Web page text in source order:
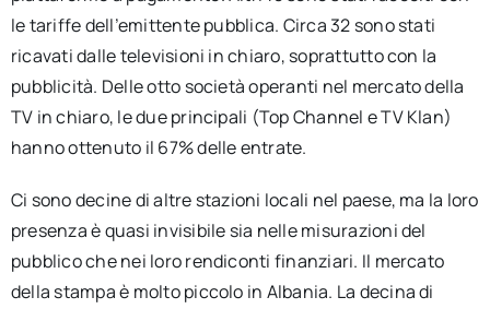
le tariffe dell’emittente pubblica. Circa 32 sono stati
ricavati dalle televisioni in chiaro, soprattutto con la
pubblicità. Delle otto società operanti nel mercato della
TV in chiaro, le due principali (Top Channel e TV Klan)
hanno ottenuto il 67% delle entrate.
Ci sono decine di altre stazioni locali nel paese, ma la loro
presenza è quasi invisibile sia nelle misurazioni del
pubblico che nei loro rendiconti finanziari. Il mercato
della stampa è molto piccolo in Albania. La decina di